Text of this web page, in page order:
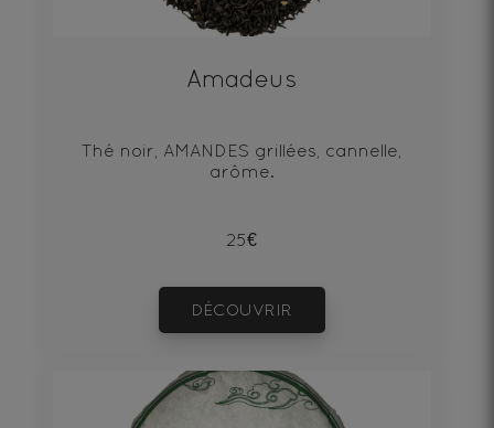
Amadeus
Thé noir, AMANDES grillées, cannelle,
arôme.
25€
DÉCOUVRIR